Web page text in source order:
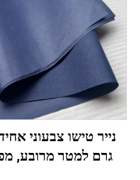
גרם למטר מרובע,